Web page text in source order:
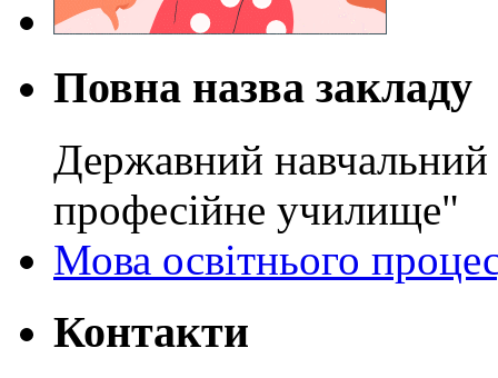
Повна назва закладу
Державний навчальний
професійне училище"
Мова освітнього
Контакти